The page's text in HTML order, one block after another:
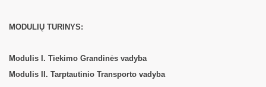
MODULIŲ TURINYS:
Modulis I. Tiekimo Grandinės vadyba
Modulis II. Tarptautinio Transporto vadyba